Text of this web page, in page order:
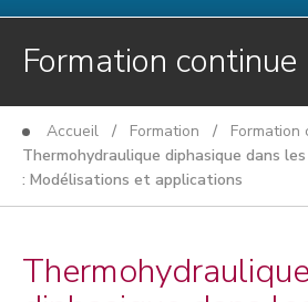
Formation continue
Accueil / Formation / Formation
Thermohydraulique diphasique dans
: Modélisations et applications
Thermohydraulique